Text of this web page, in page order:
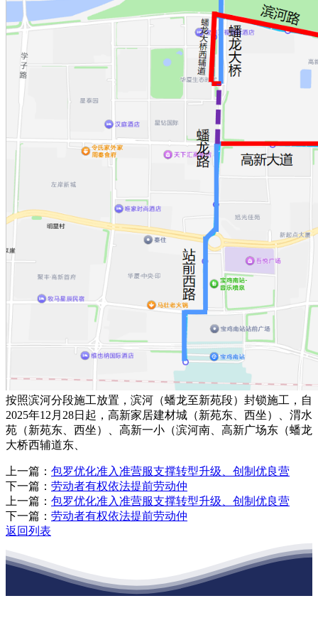
按照滨河分段施工放置，滨河（蟠龙至新苑段）封锁施工，自
2025年12月28日起，高新家居建材城（新苑东、西坐）、渭水
苑（新苑东、西坐）、高新一小（滨河南、高新广场东（蟠龙
大桥西辅道东、
上一篇： 包罗优化准入准营服支撑转型升级、创制优良营
下一篇： 劳动者有权依法提前劳动仲
上一篇： 包罗优化准入准营服支撑转型升级、创制优良营
下一篇： 劳动者有权依法提前劳动仲
返回列表